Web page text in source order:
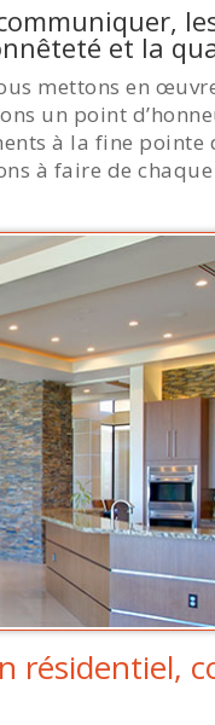
et la
mettons en
un point
à la fine
à faire de
résidentiel,